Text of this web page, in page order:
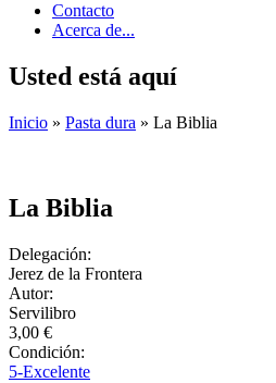
Contacto
Acerca de...
Usted está aquí
Inicio » Pasta dura » La Biblia
La Biblia
Delegación:
Jerez de la Frontera
Autor:
Servilibro
3,00 €
Condición:
5-Excelente